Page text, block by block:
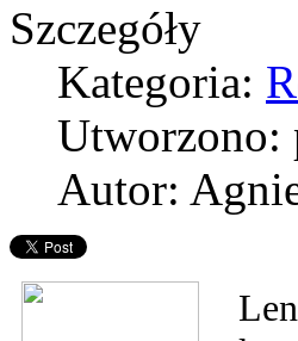
Szczegóły
Kategoria:
Utworzono:
Autor: